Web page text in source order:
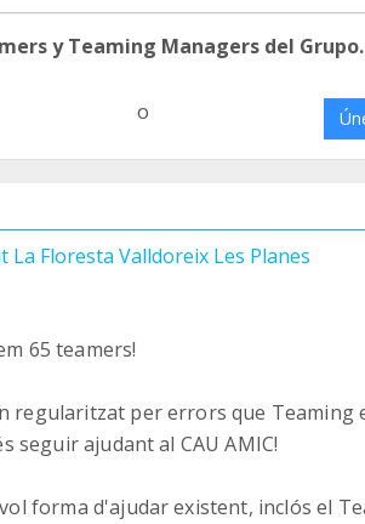
y Teaming Managers del Grupo.
o
La Floresta Valldoreix Les Planes
65 teamers!
regularitzat per errors que Teaming
seguir ajudant al CAU AMIC!
forma d'ajudar existent, inclós el